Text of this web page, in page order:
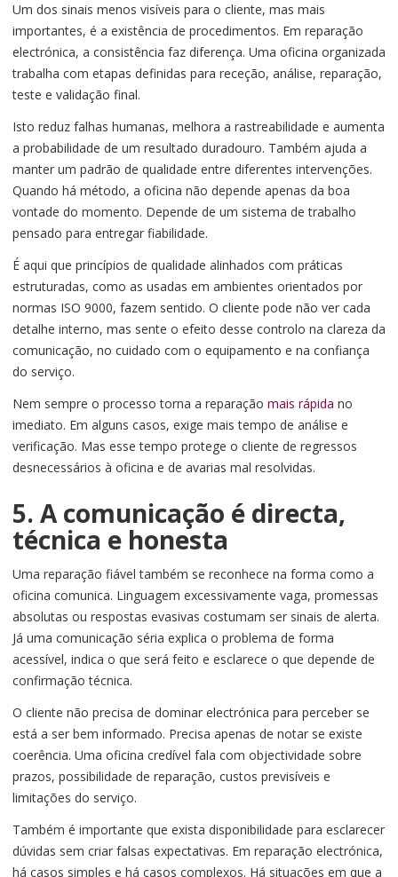
Um dos sinais menos visíveis para o cliente, mas mais
importantes, é a existência de procedimentos. Em reparação
electrónica, a consistência faz diferença. Uma oficina organizada
trabalha com etapas definidas para receção, análise, reparação,
teste e validação final.
Isto reduz falhas humanas, melhora a rastreabilidade e aumenta
a probabilidade de um resultado duradouro. Também ajuda a
manter um padrão de qualidade entre diferentes intervenções.
Quando há método, a oficina não depende apenas da boa
vontade do momento. Depende de um sistema de trabalho
pensado para entregar fiabilidade.
É aqui que princípios de qualidade alinhados com práticas
estruturadas, como as usadas em ambientes orientados por
normas ISO 9000, fazem sentido. O cliente pode não ver cada
detalhe interno, mas sente o efeito desse controlo na clareza da
comunicação, no cuidado com o equipamento e na confiança
do serviço.
Nem sempre o processo torna a reparação mais rápida no
imediato. Em alguns casos, exige mais tempo de análise e
verificação. Mas esse tempo protege o cliente de regressos
desnecessários à oficina e de avarias mal resolvidas.
5. A comunicação é directa,
técnica e honesta
Uma reparação fiável também se reconhece na forma como a
oficina comunica. Linguagem excessivamente vaga, promessas
absolutas ou respostas evasivas costumam ser sinais de alerta.
Já uma comunicação séria explica o problema de forma
acessível, indica o que será feito e esclarece o que depende de
confirmação técnica.
O cliente não precisa de dominar electrónica para perceber se
está a ser bem informado. Precisa apenas de notar se existe
coerência. Uma oficina credível fala com objectividade sobre
prazos, possibilidade de reparação, custos previsíveis e
limitações do serviço.
Também é importante que exista disponibilidade para esclarecer
dúvidas sem criar falsas expectativas. Em reparação electrónica,
há casos simples e há casos complexos. Há situações em que a